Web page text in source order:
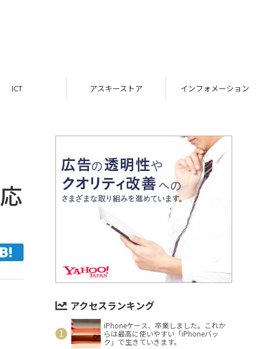
ICT アスキーストア インフォメーション
アクセスランキング
iPhoneケース、卒業しました。これか
らは最高に使いやすい「iPhoneバッ
ク」で生きていきます。